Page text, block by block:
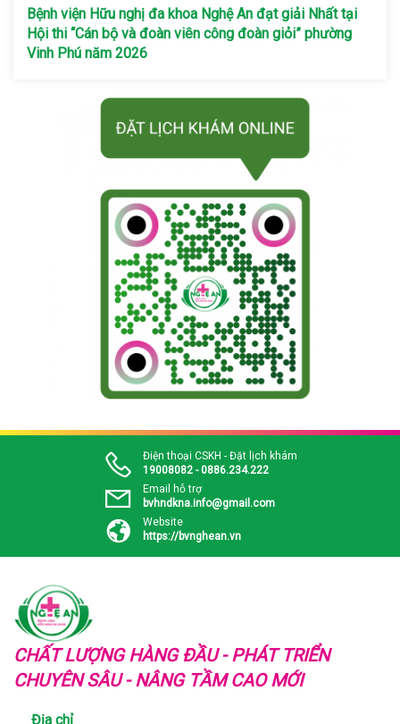
Bệnh viện Hữu nghị đa khoa Nghệ An đạt giải Nhất tại
Hội thi “Cán bộ và đoàn viên công đoàn giỏi” phường
Vinh Phú năm 2026
Điện thoại CSKH - Đặt lịch khám
19008082 - 0886.234.222
Email hỗ trợ
bvhndkna.info@gmail.com
Website
https://bvnghean.vn
CHẤT LƯỢNG HÀNG ĐẦU - PHÁT TRIỂN
CHUYÊN SÂU - NÂNG TẦM CAO MỚI
Địa chỉ